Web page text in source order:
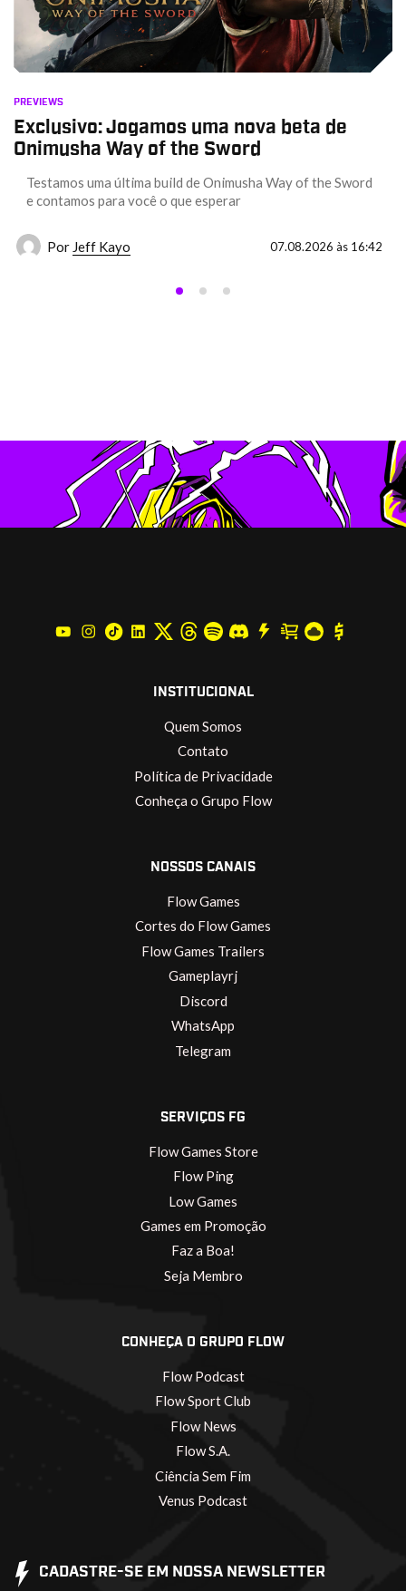
PREVIEWS
Exclusivo: Jogamos uma nova beta de
Onimusha Way of the Sword
Testamos uma última build de Onimusha Way of the Sword
e contamos para você o que esperar
Por Jeff Kayo 07.08.2026 às 16:42
INSTITUCIONAL
Quem Somos
Contato
Política de Privacidade
Conheça o Grupo Flow
NOSSOS CANAIS
Flow Games
Cortes do Flow Games
Flow Games Trailers
Gameplayrj
Discord
WhatsApp
Telegram
SERVIÇOS FG
Flow Games Store
Flow Ping
Low Games
Games em Promoção
Faz a Boa!
Seja Membro
CONHEÇA O GRUPO FLOW
Flow Podcast
Flow Sport Club
Flow News
Flow S.A.
Ciência Sem Fim
Venus Podcast
CADASTRE-SE EM NOSSA NEWSLETTER